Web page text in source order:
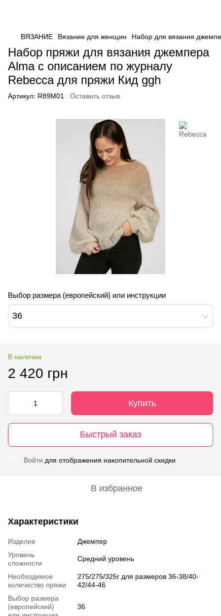
ВЯЗАНИЕ Вязание для женщин Набор для вязания
Набор пряжи для вязания джемпера
Alma с описанием по журналу
Rebecca для пряжи Кид ggh
Артикул: R89M01 Оставить отзыв
Выбор размера (европейский) или инструкции
36
В наличии
2 420 грн
Купить
Быстрый заказ
Войти для отображения накопительной скидки
В избранное
Характеристики
Изделие
Джемпер
Уровень
сложности
Средний уровень
Необходимое
количество пряжи
275/275/325г для размеров 36-38/40-
42/44-46
Выбор размера
(европейский)
36